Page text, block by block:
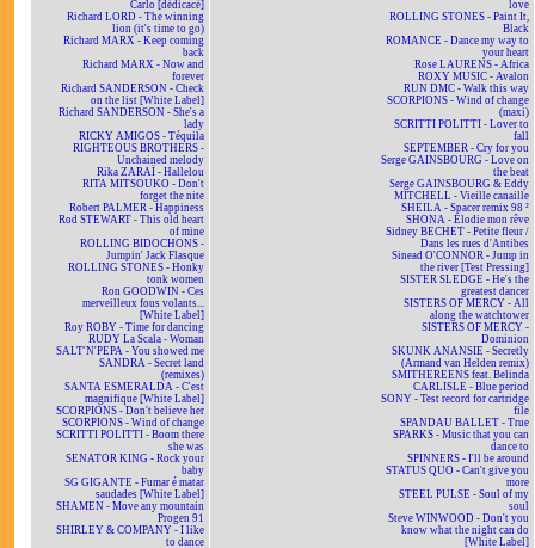
Carlo [dédicacé]
Richard LORD - The winning
lion (it's time to go)
Richard MARX - Keep coming
back
Richard MARX - Now and
forever
Richard SANDERSON - Check
on the list [White Label]
Richard SANDERSON - She's a
lady
RICKY AMIGOS - Téquila
RIGHTEOUS BROTHERS -
Unchained melody
Rika ZARAÏ - Hallelou
RITA MITSOUKO - Don't
forget the nite
Robert PALMER - Happiness
Rod STEWART - This old heart
of mine
ROLLING BIDOCHONS -
Jumpin' Jack Flasque
ROLLING STONES - Honky
tonk women
Ron GOODWIN - Ces
merveilleux fous volants...
[White Label]
Roy ROBY - Time for dancing
RUDY La Scala - Woman
SALT'N'PEPA - You showed me
SANDRA - Secret land
(remixes)
SANTA ESMERALDA - C'est
magnifique [White Label]
SCORPIONS - Don't believe her
SCORPIONS - Wind of change
SCRITTI POLITTI - Boom there
she was
SENATOR KING - Rock your
baby
SG GIGANTE - Fumar é matar
saudades [White Label]
SHAMEN - Move any mountain
Progen 91
SHIRLEY & COMPANY - I like
to dance
love
ROLLING STONES - Paint It,
Black
ROMANCE - Dance my way to
your heart
Rose LAURENS - Africa
ROXY MUSIC - Avalon
RUN DMC - Walk this way
SCORPIONS - Wind of change
(maxi)
SCRITTI POLITTI - Lover to
fall
SEPTEMBER - Cry for you
Serge GAINSBOURG - Love on
the beat
Serge GAINSBOURG & Eddy
MITCHELL - Vieille canaille
SHEILA - Spacer remix 98 ²
SHONA - Elodie mon rêve
Sidney BECHET - Petite fleur /
Dans les rues d'Antibes
Sinead O'CONNOR - Jump in
the river [Test Pressing]
SISTER SLEDGE - He's the
greatest dancer
SISTERS OF MERCY - All
along the watchtower
SISTERS OF MERCY -
Dominion
SKUNK ANANSIE - Secretly
(Armand van Helden remix)
SMITHEREENS feat. Belinda
CARLISLE - Blue period
SONY - Test record for cartridge
file
SPANDAU BALLET - True
SPARKS - Music that you can
dance to
SPINNERS - I'll be around
STATUS QUO - Can't give you
more
STEEL PULSE - Soul of my
soul
Steve WINWOOD - Don't you
know what the night can do
[White Label]